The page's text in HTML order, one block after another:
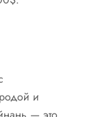
и